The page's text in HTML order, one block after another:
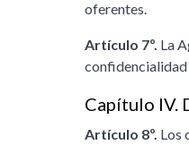
oferentes.
Artículo 7º. La
confidencialidad
Capítulo IV.
Artículo 8º. Los